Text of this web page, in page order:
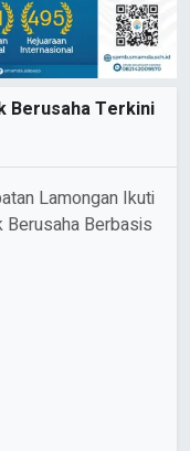
Berusaha Terkini